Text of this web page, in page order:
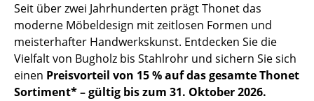
Licht
Hängeleuchten & Deckenleuchten
Tischleuchten
Seit über zwei Jahrhunderten prägt Thonet das
moderne Möbeldesign mit zeitlosen Formen und
meisterhafter Handwerkskunst. Entdecken Sie die
Vielfalt von Bugholz bis Stahlrohr und sichern Sie sich
einen Preisvorteil von 15 % auf das gesamte Thonet
Sortiment* – gültig bis zum 31. Oktober 2026.